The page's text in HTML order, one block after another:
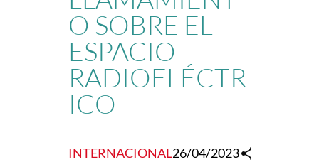
O SOBRE EL
ESPACIO
RADIOELÉCTR
ICO
INTERNACIONAL26/04/2023